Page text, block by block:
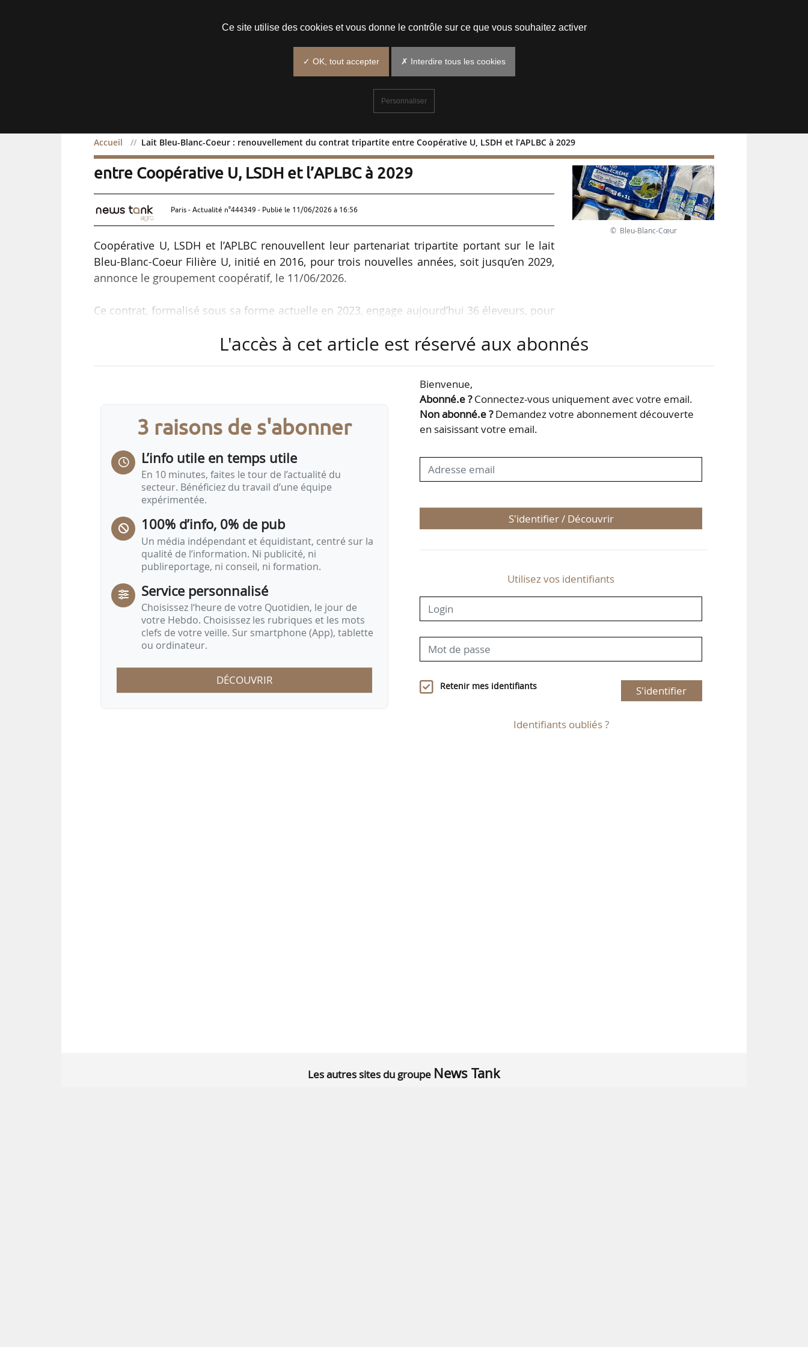
Accueil Lait Bleu-Blanc-Coeur : renouvellement du contrat tripartite entre Coopérative U, LSDH et l’APLBC à 2029
Lait Bleu-Blanc-Coeur : renouvellement du contrat tripartite
entre Coopérative U, LSDH et l’APLBC à 2029
Paris - Actualité n°444349 - Publié le 11/06/2026 à 16:56
Coopérative U, LSDH et l’APLBC renouvellent leur partenariat tripartite portant sur le lait
Bleu-Blanc-Coeur Filière U, initié en 2016, pour trois nouvelles années, soit jusqu’en 2029,
annonce le groupement coopératif, le 11/06/2026.
Ce contrat, formalisé sous sa forme actuelle en 2023, engage aujourd’hui 36 éleveurs, pour
Coeur UHT commercialisés dans les magasins U en brique et en bouteille.
par des vaches au pâturage, une alimentation sans OGM et enrichie en lin, un respect du
bien-être animal, avec des pratiques d’élevage adaptées à chaque territoire, et une juste
rémunération des producteurs, avec une…
© Bleu-Blanc-Cœur
L'accès à cet article est réservé aux abonnés
3 raisons de s'abonner
L’info utile en temps utile
En 10 minutes, faites le tour de l’actualité du
secteur. Bénéficiez du travail d’une équipe
expérimentée.
100% d’info, 0% de pub
Un média indépendant et équidistant, centré sur la
qualité de l’information. Ni publicité, ni
publireportage, ni conseil, ni formation.
Service personnalisé
Choisissez l‘heure de votre Quotidien, le jour de
votre Hebdo. Choisissez les rubriques et les mots
clefs de votre veille. Sur smartphone (App), tablette
ou ordinateur.
DÉCOUVRIR
Bienvenue,
Abonné.e ?Connectez-vous uniquement avec votre email.
Non abonné.e ?Demandez votre abonnement découverte
en saisissant votre email.
S'identifier / Découvrir
Utilisez vos identifiants
Retenir mes identifiants S'identifier
Identifiants oubliés ?
Les autres sites du groupe News Tank
Ce site utilise des cookies et vous donne le contrôle sur ce que vous souhaitez activer
✓ OK, tout accepter ✗ Interdire tous les cookies
Personnaliser